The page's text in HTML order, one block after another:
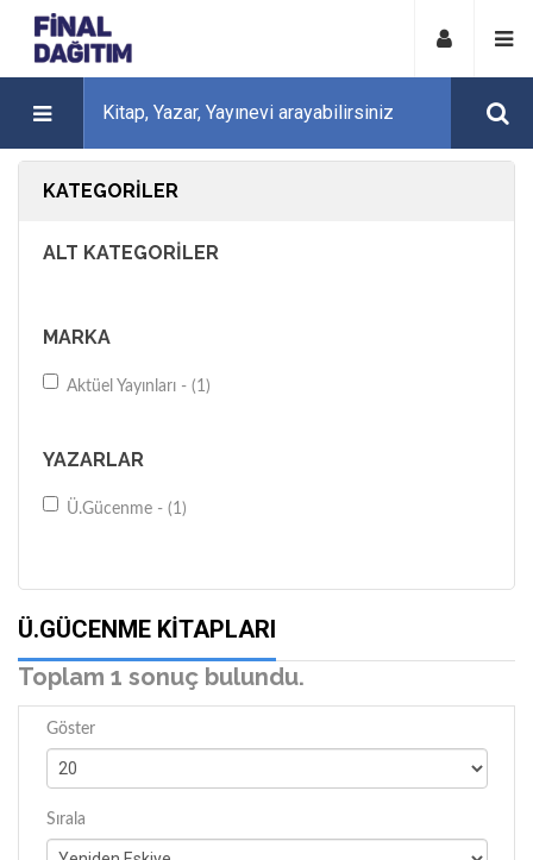
KATEGORILER
ALT KATEGORILER
MARKA
Aktüel Yayınları - (1)
YAZARLAR
Ü.Gücenme - (1)
Ü.GÜCENME KITAPLARI
Toplam 1 sonuç bulundu.
Göster
Sırala